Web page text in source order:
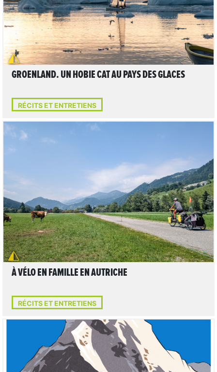
LIRE L'ARTICLE
GROENLAND. UN HOBIE CAT AU PAYS DES GLACES
RÉCITS ET ENTRETIENS
LIRE L'ARTICLE
À VÉLO EN FAMILLE EN AUTRICHE
RÉCITS ET ENTRETIENS